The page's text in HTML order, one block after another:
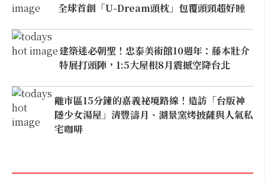
全球首創「U-Dream頭枕」包覆頭頸超好睡
建築迷必朝聖！忠泰美術館10週年：藤本壯介
特展打頭陣，1:5大屋根8月震撼空降台北
離市區15分鐘的嘉義祕境路線！造訪「台版神
隱少女湯屋」清豐濤月、湖景窯烤披薩與人氣私
宅咖啡